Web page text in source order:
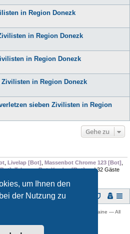
um Ihnen den
der Nutzung zu
in Region Donezk
in Region Donezk
in Region Donezk
in Region Donezk
sieben Zivilisten in Region
Gehe zu
Livelap [Bot] Massenbot Chrome 123 [Bot]
,TelegramBot,Yandex [Bot]und 32 Gäste
Infos, Tipps und Diskussionen zur Ukraine — All